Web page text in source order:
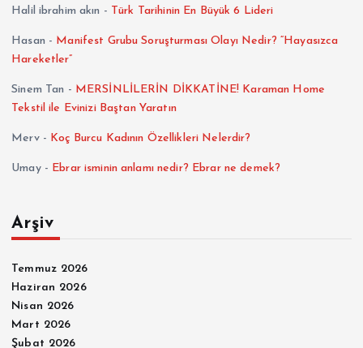
Halil ibrahim akın - Türk Tarihinin En Büyük 6 Lideri
Hasan - Manifest Grubu Soruşturması Olayı Nedir? “Hayasızca
Hareketler”
Sinem Tan - MERSİNLİLERİN DİKKATİNE! Karaman Home
Tekstil ile Evinizi Baştan Yaratın
Merv- Koç Burcu Kadının Özellikleri Nelerdir?
Umay- Ebrar isminin anlamı nedir? Ebrar ne demek?
Arşiv
Temmuz 2026
Haziran 2026
Nisan 2026
Mart 2026
Şubat 2026